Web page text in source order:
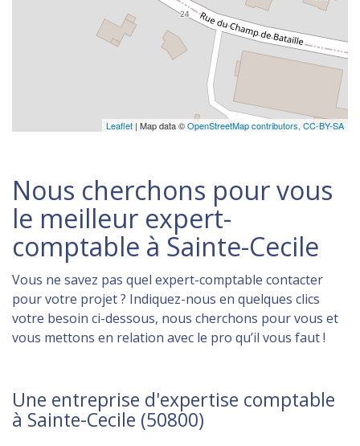
Leaflet | Map data ©OpenStreetMap contributors, CC-BY-SA
Nous cherchons pour vous
le meilleur expert-
comptable à Sainte-Cecile
Vous ne savez pas quel expert-comptable contacter
pour votre projet ? Indiquez-nous en quelques clics
votre besoin ci-dessous, nous cherchons pour vous et
vous mettons en relation avec le pro qu’il vous faut !
Une entreprise d'expertise comptable
à Sainte-Cecile (50800)